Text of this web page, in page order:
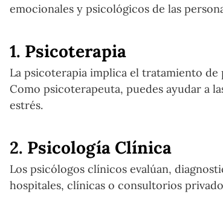
emocionales y psicológicos de las
1. Psicoterapia
La psicoterapia implica el tratamiento de
Como psicoterapeuta, puedes ayudar a
estrés.
2. Psicología Clínica
Los psicólogos clínicos evalúan,
hospitales, clínicas o consultorios